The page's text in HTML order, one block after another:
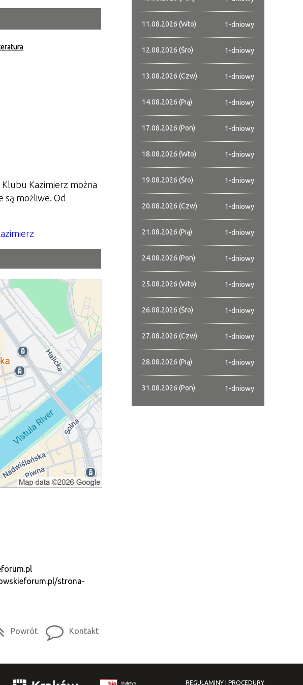
Klubu Kazimierz można
są możliwe. Od
strona-
Powrót Kontakt
11.08.2026 (Wto) 1-dniowy
12.08.2026 (Śro) 1-dniowy
13.08.2026 (Czw) 1-dniowy
14.08.2026 (Pią) 1-dniowy
17.08.2026 (Pon) 1-dniowy
18.08.2026 (Wto) 1-dniowy
19.08.2026 (Śro) 1-dniowy
20.08.2026 (Czw) 1-dniowy
21.08.2026 (Pią) 1-dniowy
24.08.2026 (Pon) 1-dniowy
25.08.2026 (Wto) 1-dniowy
26.08.2026 (Śro) 1-dniowy
27.08.2026 (Czw) 1-dniowy
28.08.2026 (Pią) 1-dniowy
31.08.2026 (Pon) 1-dniowy
REGULAMINY I PROCEDURY